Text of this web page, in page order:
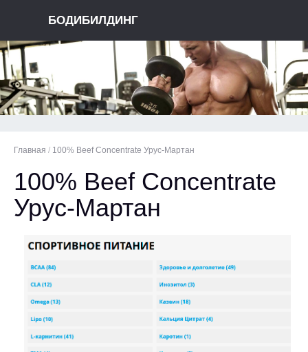
БОДИБИЛДИНГ
Главная / 100% Beef Concentrate Урус-Мартан
100% Beef Concentrate
Урус-Мартан